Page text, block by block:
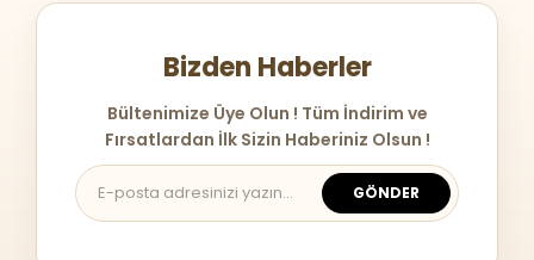
Bizden Haberler
Bültenimize Üye Olun ! Tüm İndirim ve
Fırsatlardan İlk Sizin Haberiniz Olsun !
GÖNDER